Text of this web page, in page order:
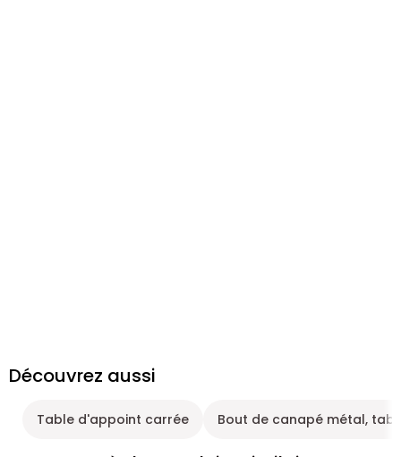
Découvrez aussi
Table d'appoint carrée Bout de canapé métal,